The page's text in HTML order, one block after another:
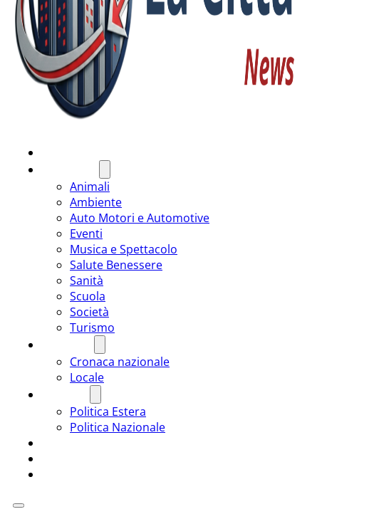
Animali
Ambiente
Auto Motori e Automotive
Eventi
Musica e Spettacolo
Salute Benessere
Sanità
Scuola
Società
Turismo
Cronaca nazionale
Locale
Politica Estera
Politica Nazionale